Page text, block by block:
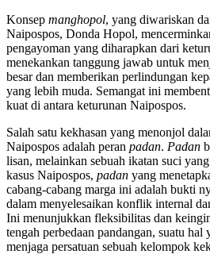
Konsep manghopol, yang diwariskan
Naipospos, Donda Hopol,
pengayoman yang diharapkan dari
menekankan tanggung jawab untuk
besar dan memberikan perlindungan
yang lebih muda. Semangat ini
kuat di antara keturunan Naipospos.
Salah satu kekhasan yang menonjol
Naipospos adalah peran padan. Padan
lisan, melainkan sebuah ikatan suci
kasus Naipospos, padan yang
cabang-cabang marga ini adalah bukti
dalam menyelesaikan konflik internal
Ini menunjukkan fleksibilitas dan
tengah perbedaan pandangan, suatu
menjaga persatuan sebuah kelompok